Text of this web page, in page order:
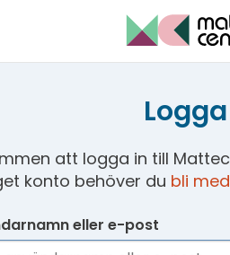
att logga in till
konto behöver du bli
eller e-post